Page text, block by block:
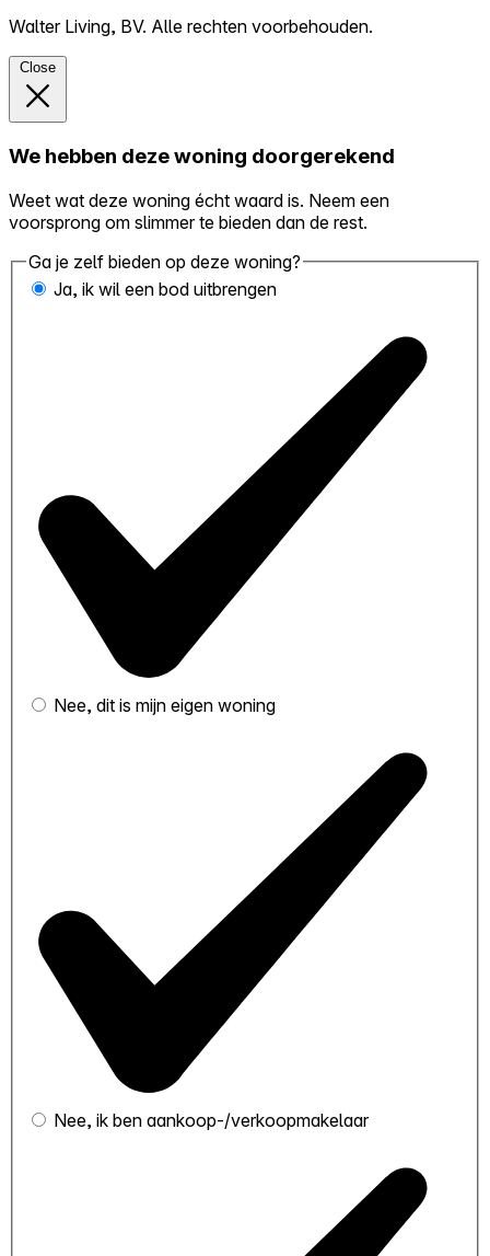
Walter Living, BV. Alle rechten voorbehouden.
Close
We hebben deze woning doorgerekend
Weet wat deze woning écht waard is. Neem een
voorsprong om slimmer te bieden dan de rest.
Ga je zelf bieden op deze woning?
Ja, ik wil een bod uitbrengen
Nee, dit is mijn eigen woning
Nee, ik ben aankoop-/verkoopmakelaar